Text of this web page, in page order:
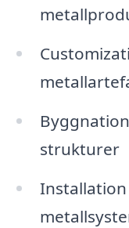
strukturer